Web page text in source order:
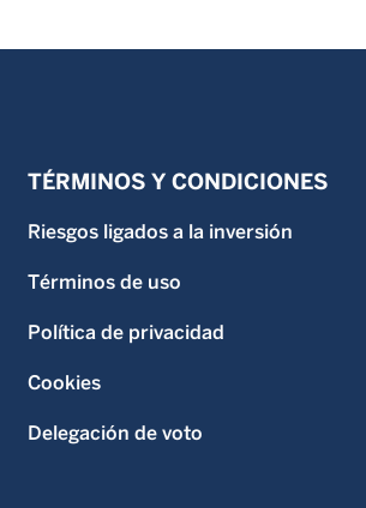
TÉRMINOS Y CONDICIONES
Riesgos ligados a la inversión
Términos de uso
Política de privacidad
Cookies
Delegación de voto